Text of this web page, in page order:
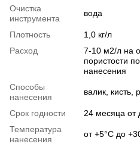
Очистка
инструмента
вода
Плотность
1,0 кг/л
Расход
7-10 м2/л на
пористости
нанесения
Способы
нанесения
валик, кисть,
Срок годности
24 месяца от
Температура
нанесения
от +5°С до